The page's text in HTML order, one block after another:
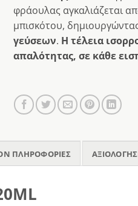
φράουλας αγκαλιάζεται
μπισκότου,
γεύσεων. Η τέλεια
απαλότητας, σε κάθε
ΠΛΗΡΟΦΟΡΊΕΣ